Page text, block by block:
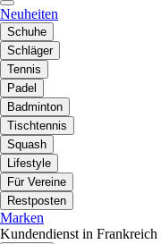
Neuheiten
Schuhe
Schläger
Tennis
Padel
Badminton
Tischtennis
Squash
Lifestyle
Für Vereine
Restposten
Marken
Kundendienst in Frankreich